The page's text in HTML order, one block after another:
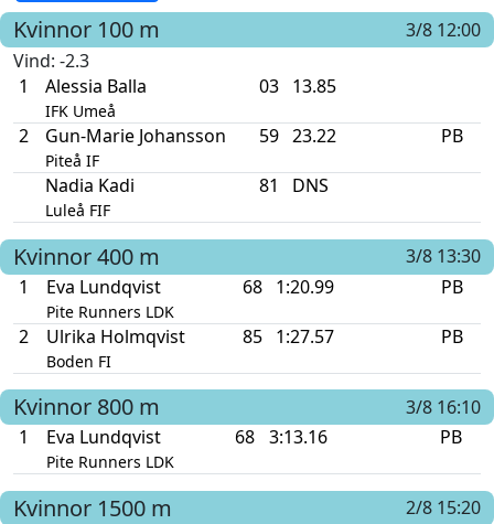
Kvinnor 100 m
3/8 12:00
Vind: -2.3
1
Alessia Balla
IFK Umeå
03 13.85
2 Gun-Marie Johansson
Piteå IF
59 23.22 PB
Nadia Kadi
Luleå FIF
81 DNS
Kvinnor400 m
3/8 13:30
1
Eva Lundqvist
Pite Runners LDK
68 1:20.99 PB
2 Ulrika Holmqvist
Boden FI
85 1:27.57 PB
Kvinnor 800 m
3/8 16:10
1
Eva Lundqvist
Pite Runners LDK
68 3:13.16 PB
Kvinnor 1500 m
2/8 15:20